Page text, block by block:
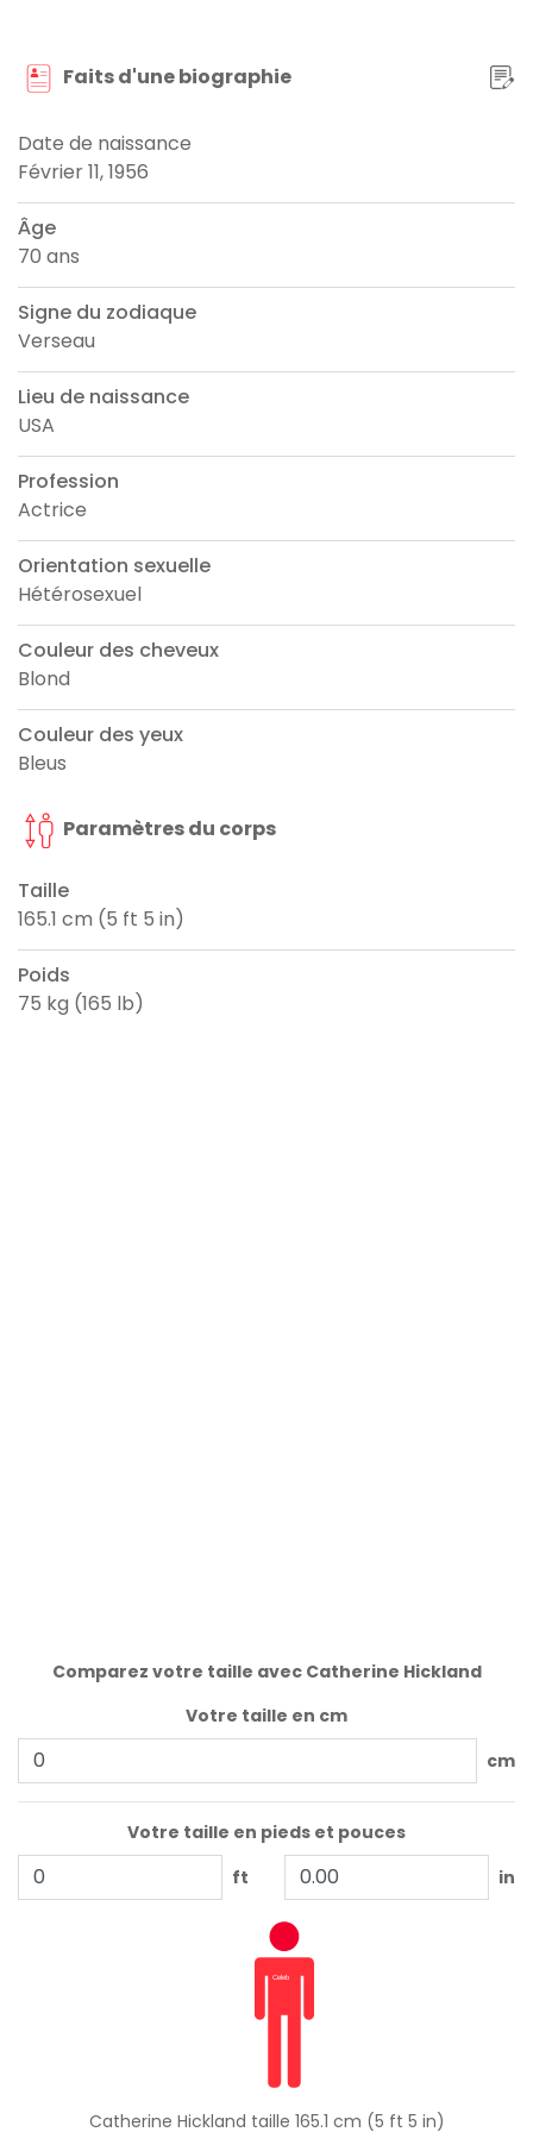
Faits d'une biographie
Date de naissance
Février 11, 1956
Âge
70 ans
Signe du zodiaque
Verseau
Lieu de naissance
USA
Profession
Actrice
Orientation sexuelle
Hétérosexuel
Couleur des cheveux
Blond
Couleur des yeux
Bleus
Paramètres du corps
Taille
165.1 cm (5 ft 5 in)
Poids
75 kg (165 lb)
Comparez votre taille avec Catherine Hickland
Votre taille en cm
cm
Votre taille en pieds et pouces
ft
in
Catherine Hickland taille 165.1 cm (5 ft 5 in)